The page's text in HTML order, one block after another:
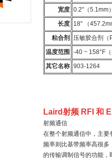
宽度 0.2"（5.1mm）
长度 18" （
粘合剂
压敏胶合剂（
温度范围
-40 ~ 158°F（
其它名称 903-1264
Laird射频 RFI 和
射频通信
在整个射频通信中，主
频率则比基带频率高很
的传输调制信号的功能，